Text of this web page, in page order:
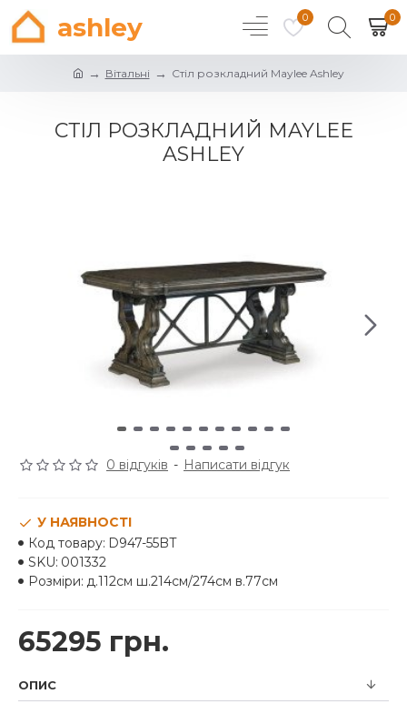
ashley 0 0
Вітальні Стіл розкладний Maylee Ashley
СТІЛ РОЗКЛАДНИЙ MAYLEE
ASHLEY
0 відгуків - Написати відгук
65295 грн.
У НАЯВНОСТІ
Код товару: D947-55BT
SKU: 001332
Розміри: д.112см ш.214см/274см в.77см
ОПИС